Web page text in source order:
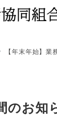
【年末年始】業
のお知